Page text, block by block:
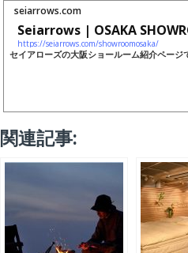
seiarrows.com
Seiarrows | OSAKA
https://seiarrows.com/showroomosaka/
セイアローズの大阪ショールーム紹介ページ
関連記事: